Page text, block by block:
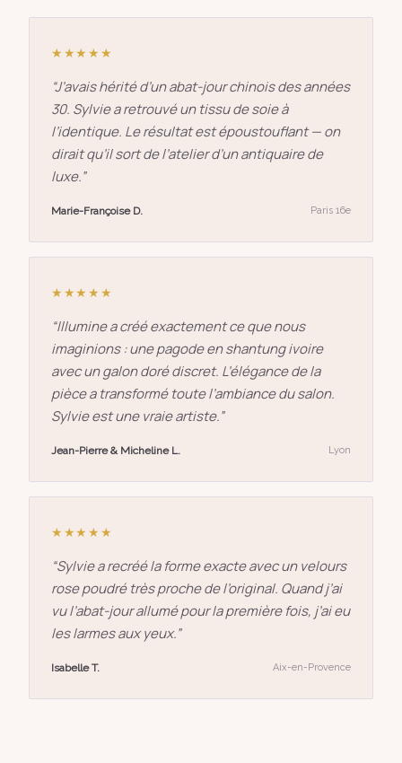
★★★★★
“J’avais hérité d’un abat-jour chinois des années
30. Sylvie a retrouvé un tissu de soie à
l’identique. Le résultat est époustouflant — on
dirait qu’il sort de l’atelier d’un antiquaire de
luxe.”
Marie-Françoise D. Paris 16e
★★★★★
“Illumine a créé exactement ce que nous
imaginions : une pagode en shantung ivoire
avec un galon doré discret. L’élégance de la
pièce a transformé toute l’ambiance du salon.
Sylvie est une vraie artiste.”
Jean-Pierre & Micheline L. Lyon
★★★★★
“Sylvie a recréé la forme exacte avec un velours
rose poudré très proche de l’original. Quand j’ai
vu l’abat-jour allumé pour la première fois, j’ai eu
les larmes aux yeux.”
Isabelle T. Aix-en-Provence